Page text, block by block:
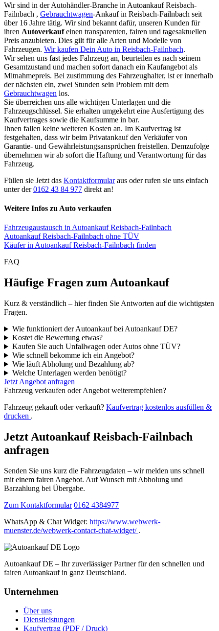
Wir sind in der Autohändler-Branche in Autoankauf Reisbach-
Failnbach , Gebrauchtwagen-Ankauf in Reisbach-Failnbach seit
über 16 Jahre tätig. Wir sind bekannt dafür, unseren Kunden für
ihren Autoverkaufeinen transparenten, fairen und tagesaktuellen
Preis anzubieten. Dies gilt für alle Arten und Modelle von
Fahrzeugen. Wir kaufen Dein Auto in Reisbach-Failnbach.
Wir sehen uns fast jedes Fahrzeug an, beurteilen es nach seinem
Gesamtzustand und machen sofort danach ein Kaufangebot als
Mitnahmepreis. Bei zustimmung des Fahrzeughalter, ist er innerhalb
der nächsten ein, zwei Stunden sein Problem mit dem
Gebrauchtwagen los.
Sie überreichen uns alle wichtigen Unterlagen und die
Fahrzeugschlüssel. Sie erhalten umgekehrt eine Ausfertigung des
Kaufvertrages sowie die Kaufsumme in bar.
Ihnen fallen keine weiteren Kosten an. Im Kaufvertrag ist
festgehalten, dass wir beim Privatankauf den Verkäufer von
Garantie- und Gewährleistungsansprüchen freistellen. Demzufolge
übernehmen wir ab sofort die Haftung und Verantwortung für das
Fahrzeug.
Füllen sie Jetzt das Kontaktformularaus oder rufen sie uns einfach
unter der0162 43 84 977 direkt an!
Weitere Infos zu Auto verkaufen
Fahrzeugaustausch in Autoankauf Reisbach-Failnbach
Autoankauf Reisbach-Failnbach ohne TÜV
Käufer in Autoankauf Reisbach-Failnbach finden
FAQ
Häufige Fragen zum Autoankauf
Kurz & verständlich – hier finden Sie Antworten auf die wichtigsten
Fragen.
Wie funktioniert der Autoankauf bei Autoankauf DE?
Kostet die Bewertung etwas?
Kaufen Sie auch Unfallwagen oder Autos ohne TÜV?
Wie schnell bekomme ich ein Angebot?
Wie läuft Abholung und Bezahlung ab?
Welche Unterlagen werden benötigt?
Jetzt Angebot anfragen
Fahrzeug verkaufen oder Angebot weiterempfehlen?
Fahrzeug gekauft oder verkauft? Kaufvertrag kostenlos ausfüllen &
drucken .
Jetzt Autoankauf Reisbach-Failnbach
anfragen
Senden Sie uns kurz die Fahrzeugdaten – wir melden uns schnell
mit einem fairen Angebot. Auf Wunsch mit Abholung und
Barzahlung bei Übergabe.
Zum Kontaktformular 0162 4384977
WhatsApp & Chat Widget: https://www.webwerk-
muenster.de/webwerk-contact-chat-widget/ .
Autoankauf DE – Ihr zuverlässiger Partner für den schnellen und
fairen Autoankauf in ganz Deutschland.
Unternehmen
Über uns
Dienstleistungen
Kaufvertrag (PDF / Druck)